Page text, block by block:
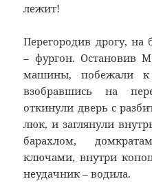
лежит!
Перегородив дрогу,
– фургон. Остановив
машины, побежали к
взобравшись на
откинули дверь с
люк, и заглянули
барахлом,
ключами, внутри
неудачник – водила.